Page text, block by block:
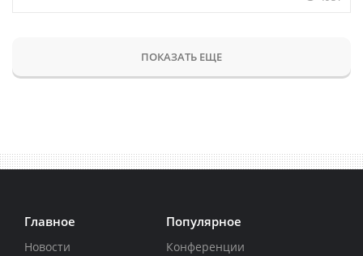
ПОКАЗАТЬ ЕЩЕ
Главное
Новости
Популярное
Конференции